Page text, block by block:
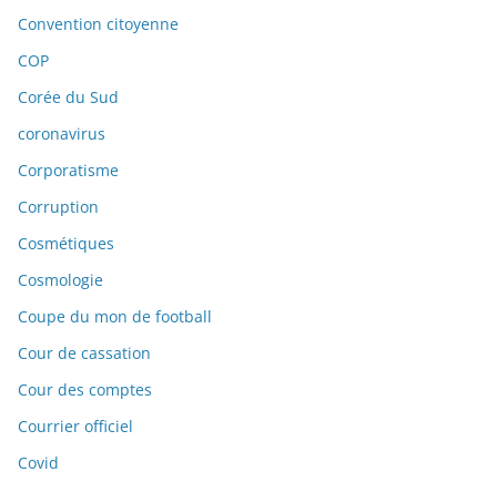
Convention citoyenne
COP
Corée du Sud
coronavirus
Corporatisme
Corruption
Cosmétiques
Cosmologie
Coupe du mon de football
Cour de cassation
Cour des comptes
Courrier officiel
Covid